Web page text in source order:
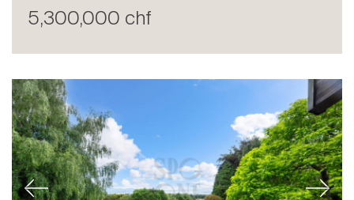
5,300,000 chf
Previous Next